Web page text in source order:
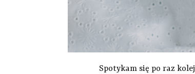
Spotykam się po raz